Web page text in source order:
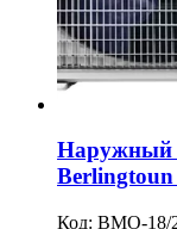
Наружный
Код: BMO-18/